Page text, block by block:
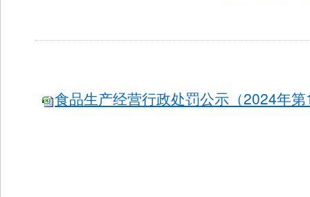
食品生产经营行政处罚公示（2024年